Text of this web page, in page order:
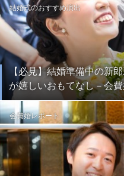
【必見】結婚準備中の新
が嬉しいおもてなし－会
結婚式のおすすめ演出
会費婚レポート